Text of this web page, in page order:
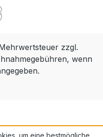
zzgl.
wenn
um eine bestmögliche